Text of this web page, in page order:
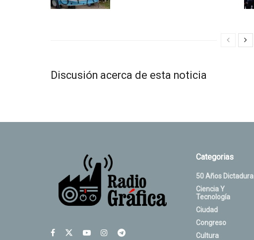
Discusión acerca de esta noticia
Categorias
50 Años Dictadura
Ciencia Y
Tecnología
Ciudad
Congreso
Cultura